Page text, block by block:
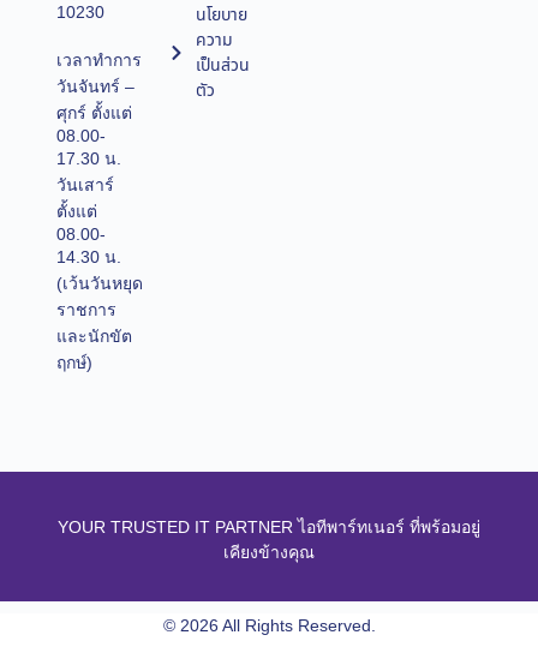
10230
เวลาทำการ
วันจันทร์ –
ศุกร์ ตั้งแต่
08.00-
17.30 น.
วันเสาร์
ตั้งแต่
08.00-
14.30 น.
(เว้นวันหยุด
ราชการ
และนักขัต
ฤกษ์)
นโยบาย
ความ
เป็นส่วน
ตัว
YOUR TRUSTED IT PARTNER ไอทีพาร์ทเนอร์ ที่พร้อมอยู่
เคียงข้างคุณ
© 2026 All Rights Reserved.